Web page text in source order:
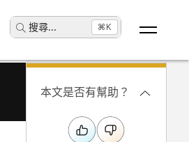
搜尋... ⌘K
本文是否有幫助？